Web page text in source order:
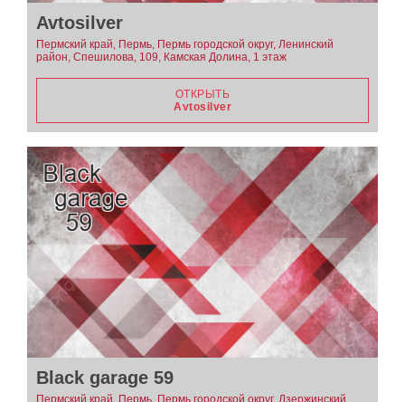
Avtosilver
Пермский край, Пермь, Пермь городской округ, Ленинский
район, Спешилова, 109, Камская Долина, 1 этаж
ОТКРЫТЬ
Avtosilver
Black garage 59
Пермский край, Пермь, Пермь городской округ, Дзержинский